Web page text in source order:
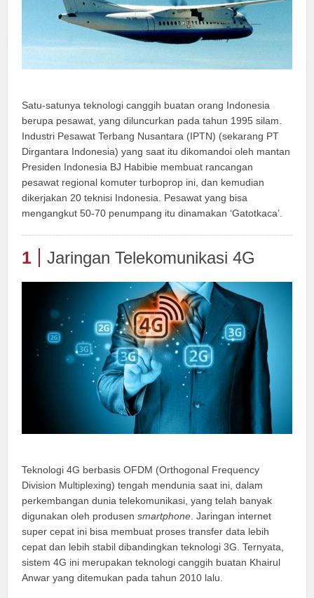
Satu-satunya teknologi canggih buatan orang Indonesia
berupa pesawat, yang diluncurkan pada tahun 1995 silam.
Industri Pesawat Terbang Nusantara (IPTN) (sekarang PT
Dirgantara Indonesia) yang saat itu dikomandoi oleh mantan
Presiden Indonesia BJ Habibie membuat rancangan
pesawat regional komuter turboprop ini, dan kemudian
dikerjakan 20 teknisi Indonesia. Pesawat yang bisa
mengangkut 50-70 penumpang itu dinamakan ‘Gatotkaca’.
1 Jaringan Telekomunikasi 4G
Teknologi 4G berbasis OFDM (Orthogonal Frequency
Division Multiplexing) tengah mendunia saat ini, dalam
perkembangan dunia telekomunikasi, yang telah banyak
digunakan oleh produsensmartphone . Jaringan internet
super cepat ini bisa membuat proses transfer data lebih
cepat dan lebih stabil dibandingkan teknologi 3G. Ternyata,
sistem 4G ini merupakan teknologi canggih buatan Khairul
Anwar yang ditemukan pada tahun 2010 lalu.